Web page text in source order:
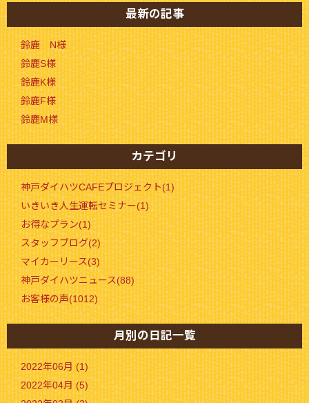
最新の記事
鈴鹿 N様
鈴鹿S様
鈴鹿K様
鈴鹿F様
鈴鹿M様
カテゴリ
神戸ダイハツCAFEプロジェクト(1)
いきいき人生運転セミナー(1)
お得なプラン(1)
スタッフブログ(2)
マイカーリース(3)
神戸ダイハツニュース(88)
お客様の声(1012)
月別の日記一覧
2022年06月 (1)
2022年04月 (5)